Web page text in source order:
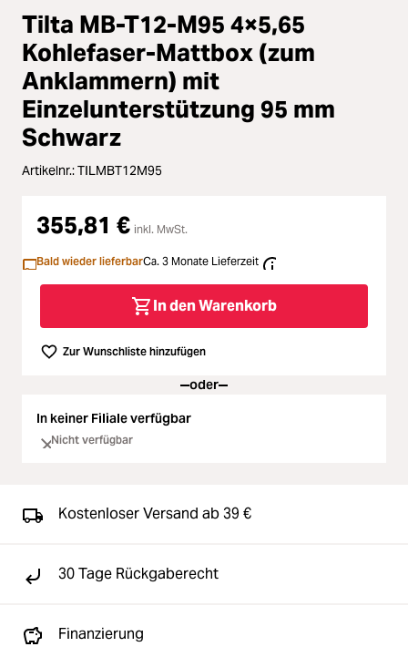
Licht & Studio
Bildbearbeitung
Ferngläser
Second Hand
SALE
Tilta MB-T12-M95 4×5,65
Kohlefaser-Mattbox (zum
Anklammern) mit
Einzelunterstützung 95 mm
Schwarz
Artikelnr.:TILMBT12M95
355,81 € inkl. MwSt.
Bald wieder lieferbarCa. 3 Monate Lieferzeit
In den Warenkorb
Zur Wunschliste hinzufügen
oder
In keiner Filiale verfügbar
Nicht verfügbar
Kostenloser Versand ab 39 €
30 Tage Rückgaberecht
Finanzierung